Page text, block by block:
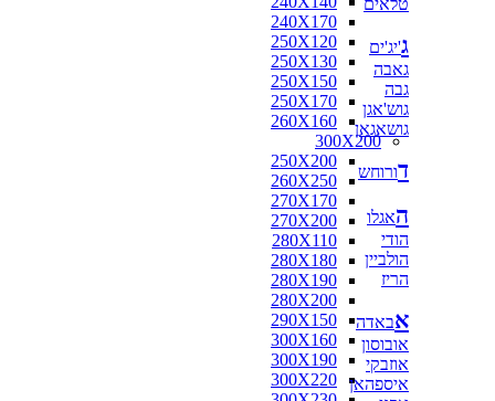
240X170
250X120
250X130
250X150
250X170
260X160
300X200
250X200
260X250
270X170
270X200
280X110
280X180
280X190
280X200
290X150
300X160
300X190
300X220
טלאים
ג'יג'ים
גאבה
גבה
גוש'אגן
גושאגאן
דורוחש
האגלו
הודי
הולביין
הריז
אבאדה
אובוסון
אוזבקי
איספהאן